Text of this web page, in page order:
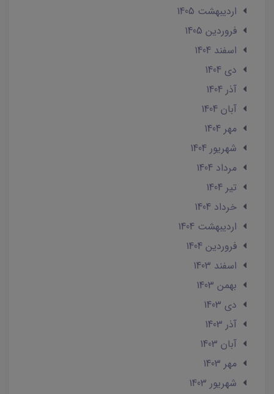
ارديبهشت 1405
فروردین 1405
اسفند 1404
دی 1404
آذر 1404
آبان 1404
مهر 1404
شهریور 1404
مرداد 1404
تير 1404
خرداد 1404
ارديبهشت 1404
فروردین 1404
اسفند 1403
بهمن 1403
دی 1403
آذر 1403
آبان 1403
مهر 1403
شهریور 1403